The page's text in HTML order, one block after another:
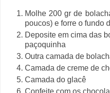
Molhe 200 gr de
poucos) e forre o fundo
Deposite em cima das
paçoquinha
Outra camada de
Camada de creme de
Camada do glacê
Confeite com os